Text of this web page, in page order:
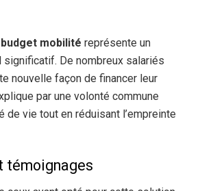
budget mobilité représente un
significatif. De nombreux salariés
nouvelle façon de financer leur
par une volonté commune
de vie tout en réduisant l’empreinte
témoignages